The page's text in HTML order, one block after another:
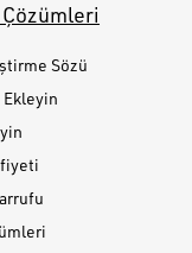
Sözü